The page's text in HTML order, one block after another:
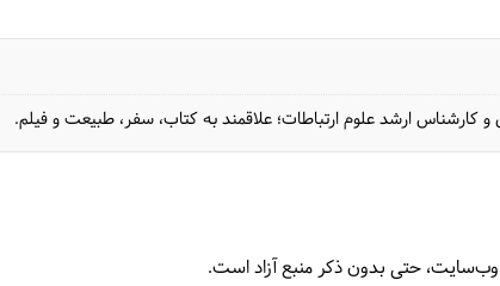
و کارشناس ارشد علوم ارتباطات؛ علاقمند به کتاب،‌ سفر، طبیعت و فیلم.
وب‌سایت، حتی بدون ذکر منبع آزاد است.